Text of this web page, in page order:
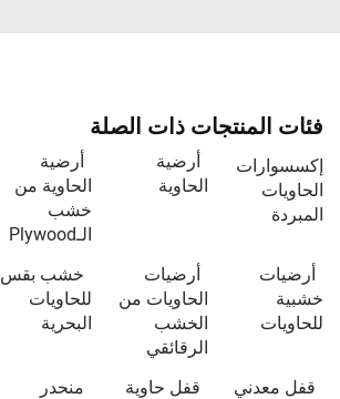
فئات المنتجات ذات الصلة
إكسسوارات
الحاويات
المبردة
أرضية
الحاوية
أرضية
الحاوية من
خشب
الـPlywood
أرضيات
خشبية
للحاويات
أرضيات
الحاويات من
الخشب
الرقائقي
خشب بقس
للحاويات
البحرية
قفل معدني
قفل حاوية
منحدر